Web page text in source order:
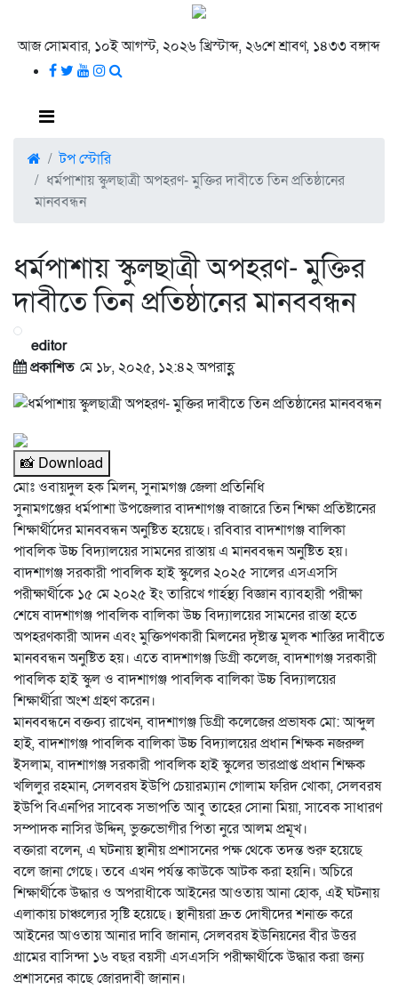
আজ সোমবার, ১০ই আগস্ট, ২০২৬ খ্রিস্টাব্দ, ২৬শে শ্রাবণ, ১৪৩৩ বঙ্গাব্দ
টপ স্টোরি
ধর্মপাশায় স্কুলছাত্রী অপহরণ- মুক্তির দাবীতে তিন প্রতিষ্ঠানের
মানববন্ধন
ধর্মপাশায় স্কুলছাত্রী অপহরণ- মুক্তির
দাবীতে তিন প্রতিষ্ঠানের মানববন্ধন
editor
প্রকাশিত মে ১৮, ২০২৫, ১২:৪২ অপরাহ্ণ
📸 Download
মোঃ ওবায়দুল হক মিলন, সুনামগঞ্জ জেলা প্রতিনিধি
সুনামগঞ্জের ধর্মপাশা উপজেলার বাদশাগঞ্জ বাজারে তিন শিক্ষা প্রতিষ্টানের
শিক্ষার্থীদের মানববন্ধন অনুষ্টিত হয়েছে। রবিবার বাদশাগঞ্জ বালিকা
পাবলিক উচ্চ বিদ্যালয়ের সামনের রাস্তায় এ মানববন্ধন অনুষ্টিত হয়।
বাদশাগঞ্জ সরকারী পাবলিক হাই স্কুলের ২০২৫ সালের এসএসসি
পরীক্ষার্থীকে ১৫ মে ২০২৫ ইং তারিখে গার্হস্থ্য বিজ্ঞান ব্যাবহারী পরীক্ষা
শেষে বাদশাগঞ্জ পাবলিক বালিকা উচ্চ বিদ্যালয়ের সামনের রাস্তা হতে
অপহরণকারী আদন এবং মুক্তিপণকারী মিলনের দৃষ্টান্ত মূলক শাস্তির দাবীতে
মানববন্ধন অনুষ্টিত হয়। এতে বাদশাগঞ্জ ডিগ্রী কলেজ, বাদশাগঞ্জ সরকারী
পাবলিক হাই স্কুল ও বাদশাগঞ্জ পাবলিক বালিকা উচ্চ বিদ্যালয়ের
শিক্ষার্থীরা অংশ গ্রহণ করেন।
মানববন্ধনে বক্তব্য রাখেন, বাদশাগঞ্জ ডিগ্রী কলেজের প্রভাষক মো: আব্দুল
হাই, বাদশাগঞ্জ পাবলিক বালিকা উচ্চ বিদ্যালয়ের প্রধান শিক্ষক নজরুল
ইসলাম, বাদশাগঞ্জ সরকারী পাবলিক হাই স্কুলের ভারপ্রাপ্ত প্রধান শিক্ষক
খলিলুর রহমান, সেলবরষ ইউপি চেয়ারম্যান গোলাম ফরিদ খোকা, সেলবরষ
ইউপি বিএনপির সাবেক সভাপতি আবু তাহের সোনা মিয়া, সাবেক সাধারণ
সম্পাদক নাসির উদ্দিন, ভুক্তভোগীর পিতা নুরে আলম প্রমূখ।
বক্তারা বলেন, এ ঘটনায় স্থানীয় প্রশাসনের পক্ষ থেকে তদন্ত শুরু হয়েছে
বলে জানা গেছে। তবে এখন পর্যন্ত কাউকে আটক করা হয়নি। অচিরে
শিক্ষার্থীকে উদ্ধার ও অপরাধীকে আইনের আওতায় আনা হোক, এই ঘটনায়
এলাকায় চাঞ্চল্যের সৃষ্টি হয়েছে। স্থানীয়রা দ্রুত দোষীদের শনাক্ত করে
আইনের আওতায় আনার দাবি জানান, সেলবরষ ইউনিয়নের বীর উত্তর
গ্রামের বাসিন্দা ১৬ বছর বয়সী এসএসসি পরীক্ষার্থীকে উদ্ধার করা জন্য
প্রশাসনের কাছে জোরদাবী জানান।